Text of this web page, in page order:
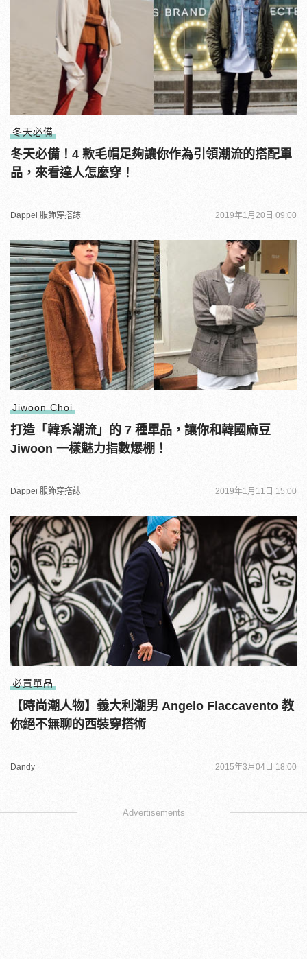
冬天必備
冬天必備！4 款毛帽足夠讓你作為引領潮流的搭配單
品，來看達人怎麼穿！
Dappei 服飾穿搭誌 2019年1月20日 09:00
Jiwoon Choi
打造「韓系潮流」的 7 種單品，讓你和韓國麻豆
Jiwoon 一樣魅力指數爆棚！
Dappei 服飾穿搭誌 2019年1月11日 15:00
必買單品
【時尚潮人物】義大利潮男 Angelo Flaccavento 教
你絕不無聊的西裝穿搭術
Dandy 2015年3月04日 18:00
Advertisements